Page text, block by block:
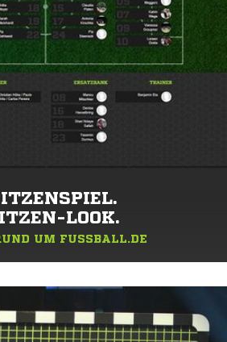
LOOK.
UM FUSSBALL.DE